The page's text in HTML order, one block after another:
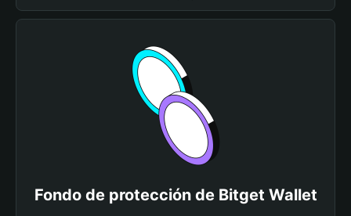
Fondo de protección de Bitget Wallet